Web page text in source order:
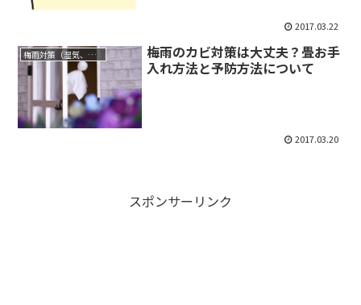
2017.03.22
梅雨対策（湿気、カビ、洗濯物）
梅雨のカビ対策は大丈夫？畳お手
入れ方法と予防方法について
2017.03.20
スポンサーリンク